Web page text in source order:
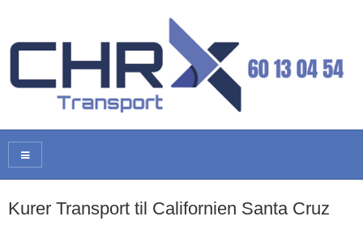
Kurer Transport til Californien Santa Cruz